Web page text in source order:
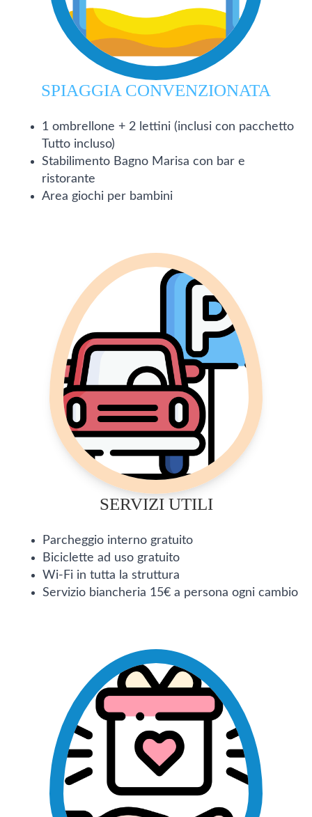
SPIAGGIA CONVENZIONATA
1 ombrellone + 2 lettini (inclusi con pacchetto
Tutto incluso)
Stabilimento Bagno Marisa con bar e
ristorante
Area giochi per bambini
SERVIZI UTILI
Parcheggio interno gratuito
Biciclette ad uso gratuito
Wi-Fi in tutta la struttura
Servizio biancheria 15€ a persona ogni cambio